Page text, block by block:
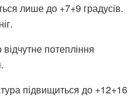
лише до +7+9 градусів.
потепління
підвищиться до +12+16